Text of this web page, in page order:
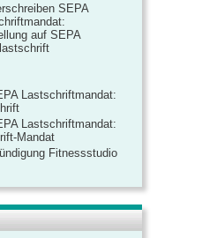
SEPA
auf SEPA
Lastschriftmandat:
Lastschriftmandat:
Mandat
Fitnessstudio